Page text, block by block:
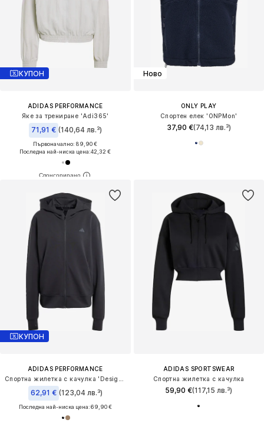
КУПОН
ADIDAS PERFORMANCE
Яке за трениране 'Adi365'
71,91 € (140,64 лв.³)
Първоначално: 89,90 €
Последна най-ниска цена:42,32 €
Ново
ONLY PLAY
Спортен елек 'ONPMon'
37,90 €(74,13 лв.³)
КУПОН
ADIDAS PERFORMANCE
Спортна жилетка с качулка 'Designed 4 Training'
62,91 € (123,04 лв.³)
Последна най-ниска цена:69,90 €
ADIDAS SPORTSWEAR
Спортна жилетка с качулка
59,90 €(117,15 лв.³)